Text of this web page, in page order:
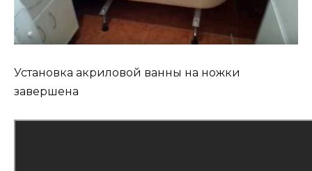
Установка акриловой ванны на ножки
завершена